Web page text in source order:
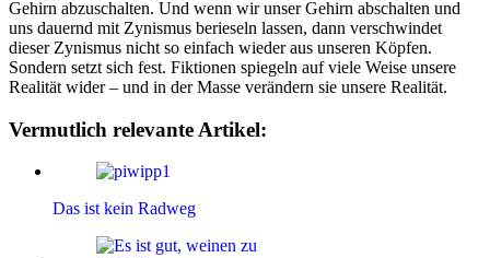
Gehirn abzuschalten. Und wenn wir unser Gehirn abschalten und
uns dauernd mit Zynismus berieseln lassen, dann verschwindet
dieser Zynismus nicht so einfach wieder aus unseren Köpfen.
Sondern setzt sich fest. Fiktionen spiegeln auf viele Weise unsere
Realität wider – und in der Masse verändern sie unsere Realität.
Vermutlich relevante Artikel:
Das ist kein Radweg